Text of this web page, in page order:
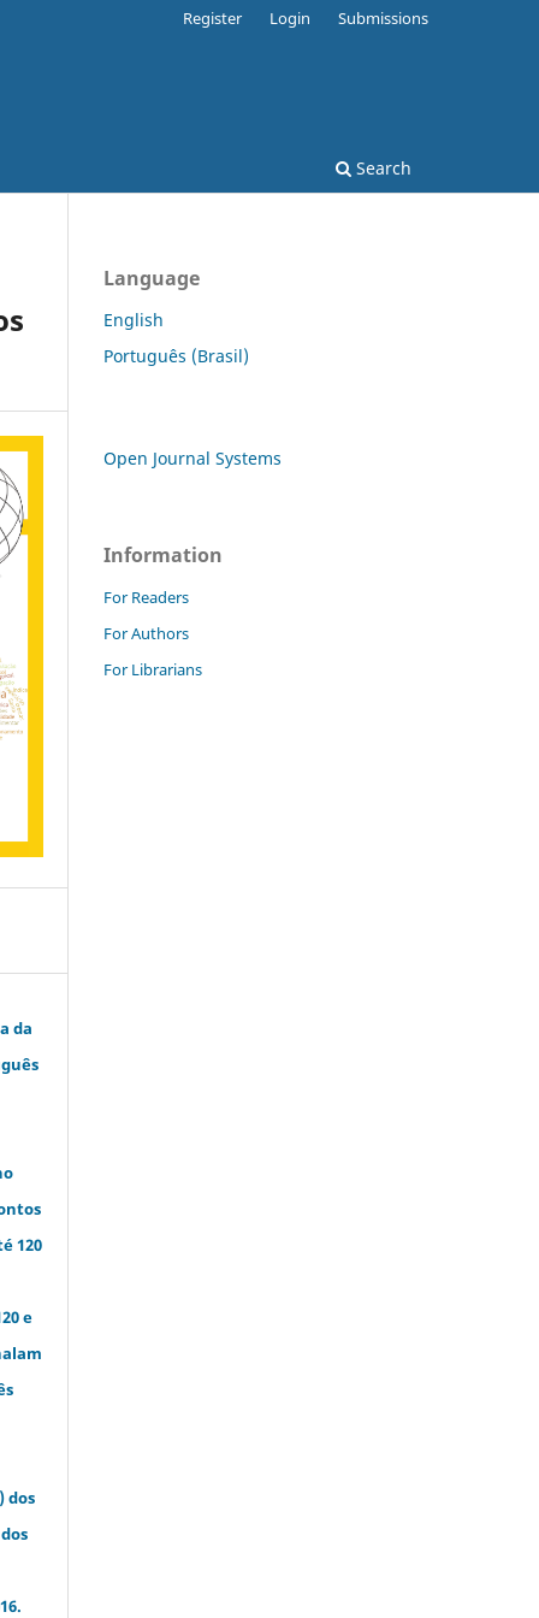
Search
Register Login Submissions
da
120
e
dos
Language
English
Português (Brasil)
Open Journal Systems
Information
For Readers
For Authors
For Librarians